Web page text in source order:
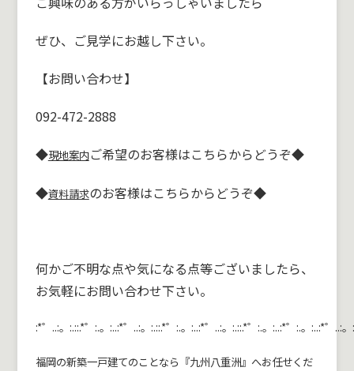
ぜひ、ご見学にお越し下さい。
【お問い合わせ】
092-472-2888
◆現地案内ご希望のお客様はこちらからどうぞ◆
◆資料請求のお客様はこちらからどうぞ◆
何かご不明な点や気になる点等ございましたら、
お気軽にお問い合わせ下さい。
:*゜..:。:.::.*゜:.。:..:*゜..:。:.::.*゜:.。:..:*゜..:。:.::.*゜:.。:..:*゜:.。:..:*゜..:
福岡の新築一戸建てのことなら『九州八重洲』へお任せくだ